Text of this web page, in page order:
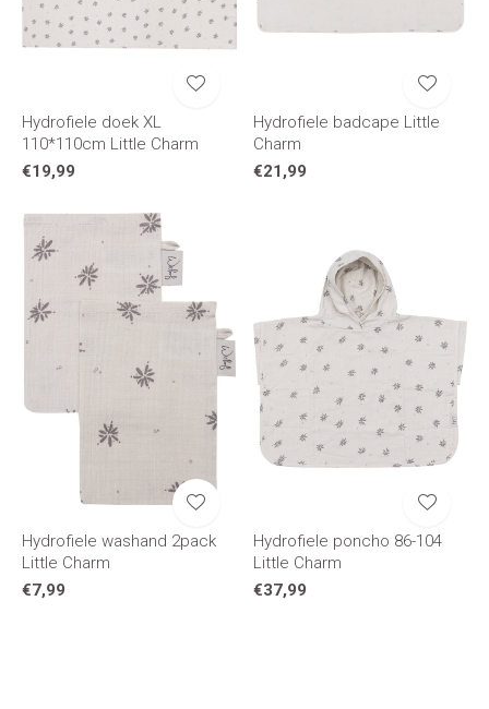
Hydrofiele doek XL
110*110cm Little Charm
€19,99
Hydrofiele badcape Little
Charm
€21,99
Hydrofiele washand 2pack
Little Charm
€7,99
Hydrofiele poncho 86-104
Little Charm
€37,99